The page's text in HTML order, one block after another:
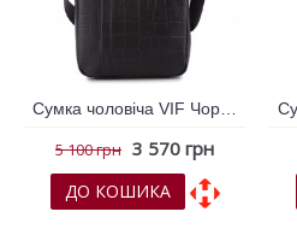
5 100 грн 3 570 грн
ДО КОШИКА